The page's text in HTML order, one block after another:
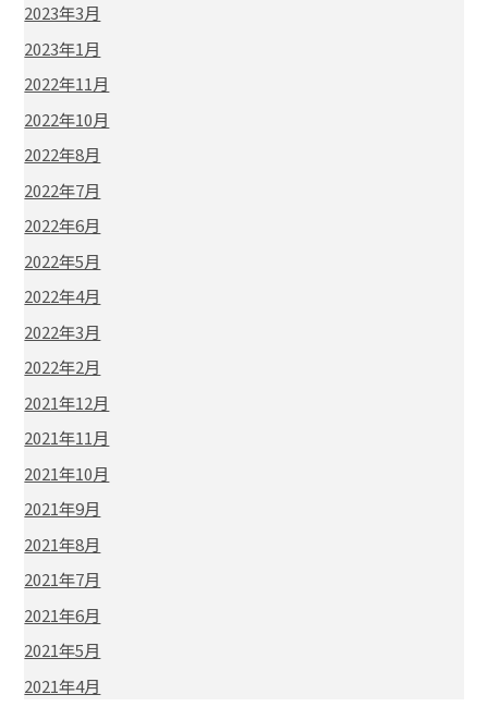
2023年3月
2023年1月
2022年11月
2022年10月
2022年8月
2022年7月
2022年6月
2022年5月
2022年4月
2022年3月
2022年2月
2021年12月
2021年11月
2021年10月
2021年9月
2021年8月
2021年7月
2021年6月
2021年5月
2021年4月